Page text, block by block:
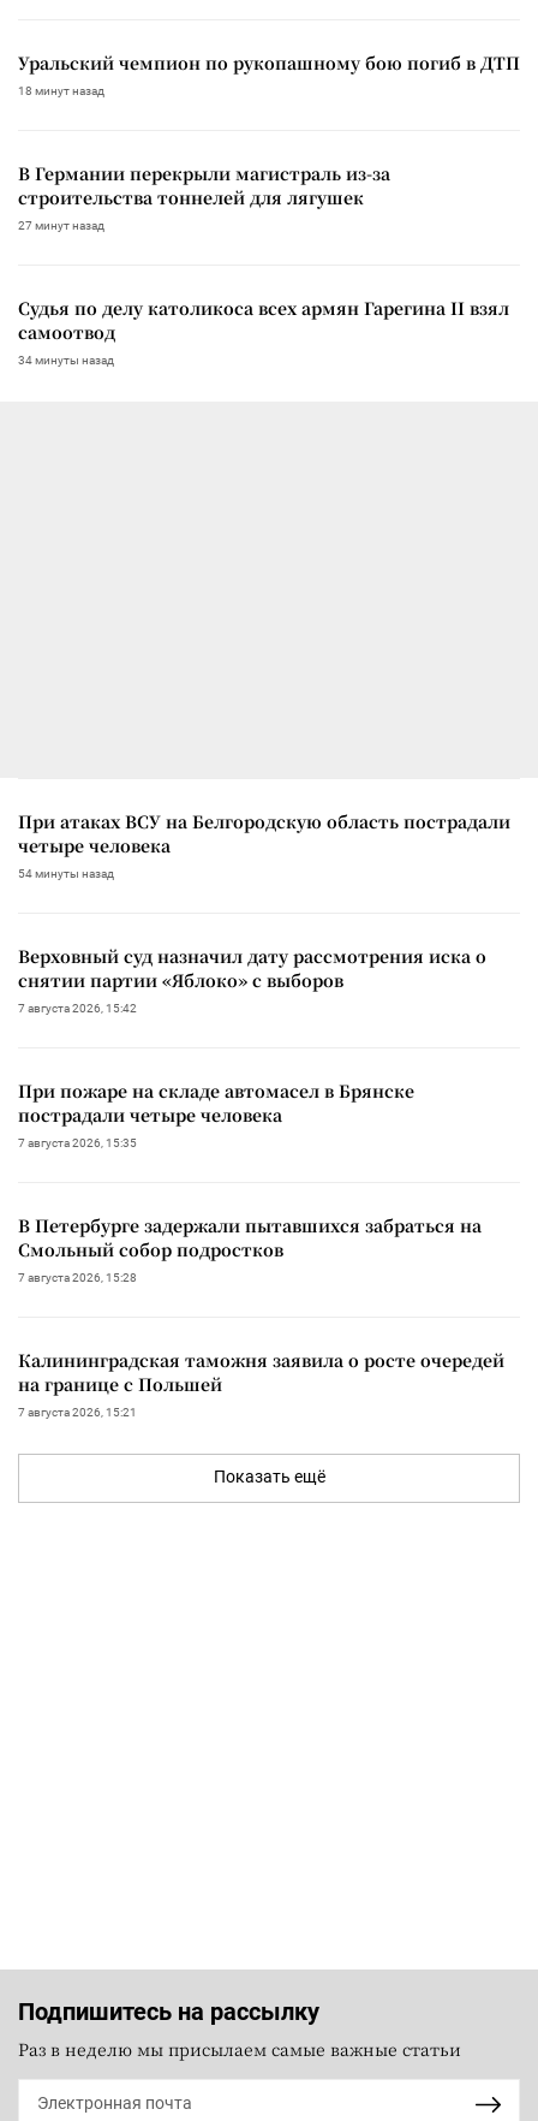
Уральский чемпион по рукопашному бою погиб в ДТП
18 минут назад
В Германии перекрыли магистраль из-за
строительства тоннелей для лягушек
27 минут назад
Судья по делу католикоса всех армян Гарегина II взял
самоотвод
34 минуты назад
При атаках ВСУ на Белгородскую область пострадали
четыре человека
54 минуты назад
Верховный суд назначил дату рассмотрения иска о
снятии партии «Яблоко» с выборов
7 августа 2026, 15:42
При пожаре на складе автомасел в Брянске
пострадали четыре человека
7 августа 2026, 15:35
В Петербурге задержали пытавшихся забраться на
Смольный собор подростков
7 августа 2026, 15:28
Калининградская таможня заявила о росте очередей
на границе с Польшей
7 августа 2026, 15:21
Показать ещё
Подпишитесь на рассылку
Раз в неделю мы присылаем самые важные статьи